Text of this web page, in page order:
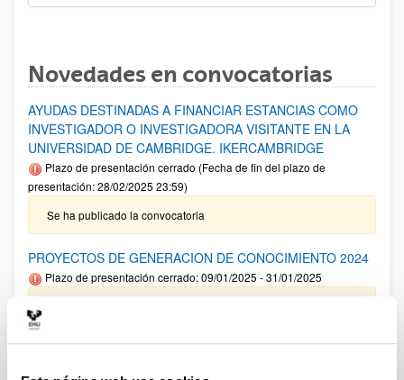
Novedades en convocatorias
AYUDAS DESTINADAS A FINANCIAR ESTANCIAS COMO
INVESTIGADOR O INVESTIGADORA VISITANTE EN LA
UNIVERSIDAD DE CAMBRIDGE. IKERCAMBRIDGE
Plazo de presentación cerrado (Fecha de fin del plazo de
presentación: 28/02/2025 23:59)
Se ha publicado la convocatoria
PROYECTOS DE GENERACION DE CONOCIMIENTO 2024
Plazo de presentación cerrado: 09/01/2025 - 31/01/2025